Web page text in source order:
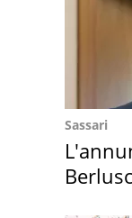
Sassari